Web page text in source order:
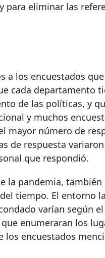
para eliminar las
a los encuestados
cada departamento
de las políticas, y
y muchos
mayor número de
de respuesta
que respondió.
la pandemia, también
tiempo. El entorno
varían según
enumeraran los
los encuestados